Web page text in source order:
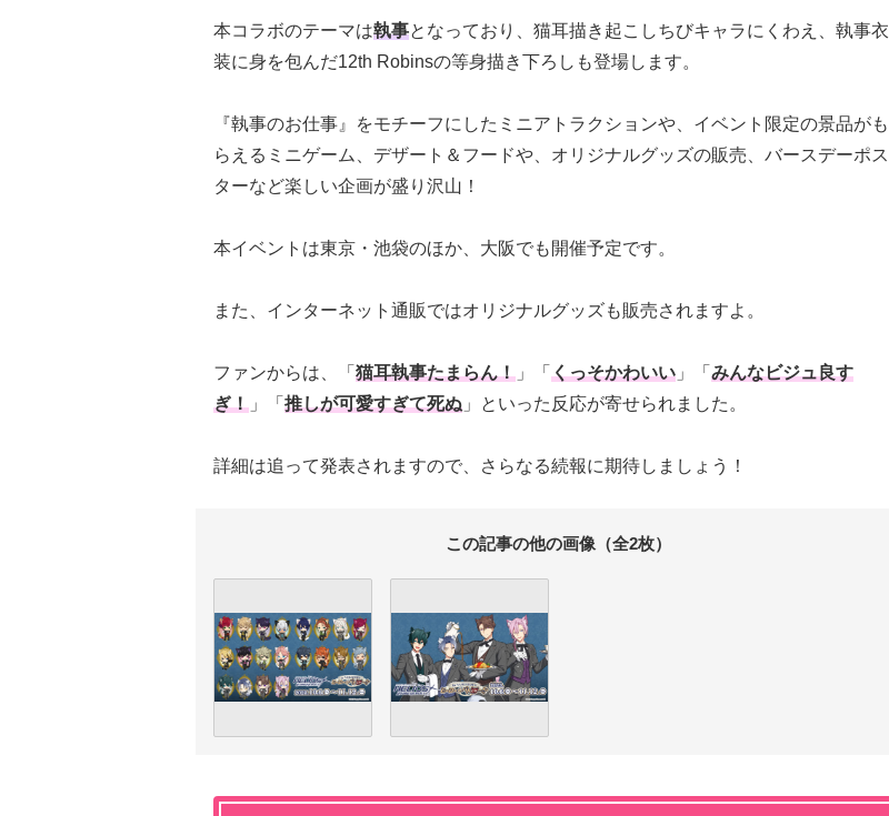
本コラボのテーマは執事となっており、猫耳描き起こしちびキャラにくわえ、執事衣
装に身を包んだ12th Robinsの等身描き下ろしも登場します。
『執事のお仕事』をモチーフにしたミニアトラクションや、イベント限定の景品がも
らえるミニゲーム、デザート＆フードや、オリジナルグッズの販売、バースデーポス
ターなど楽しい企画が盛り沢山！
本イベントは東京・池袋のほか、大阪でも開催予定です。
また、インターネット通販ではオリジナルグッズも販売されますよ。
ファンからは、「 猫耳執事たまらん！ 」「 くっそかわいい 」「 みんなビジュ良す
ぎ！ 」「 推しが可愛すぎて死ぬ 」といった反応が寄せられました。
詳細は追って発表されますので、さらなる続報に期待しましょう！
この記事の他の画像（全2枚）